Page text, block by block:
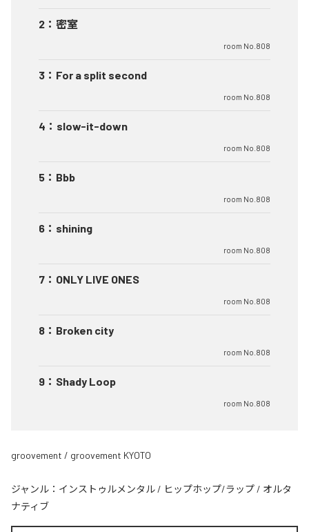
2 ： 密室
room No.808
3 ： For a split second
room No.808
4 ： slow-it-down
room No.808
5 ： Bbb
room No.808
6 ： shining
room No.808
7 ： ONLY LIVE ONES
room No.808
8 ： Broken city
room No.808
9 ： Shady Loop
room No.808
groovement / groovement KYOTO
ジャンル： インストゥルメンタル / ヒップホップ/ラップ / オルタ
ナティブ